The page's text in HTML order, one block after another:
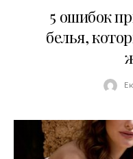
5 ошибок
белья,